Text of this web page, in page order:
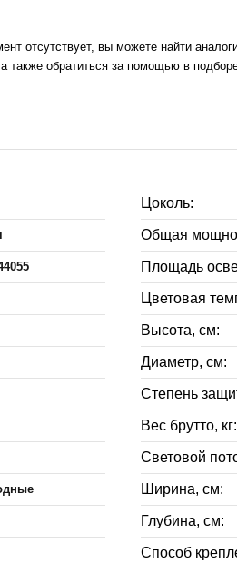
отсутствует, вы можете найти
обратиться за помощью в
Цоколь:
Общая
Площадь
Цветовая
Высота, см:
Диаметр, см:
Степень
Вес брутто, кг:
Световой
Ширина, см:
Глубина, см:
Способ